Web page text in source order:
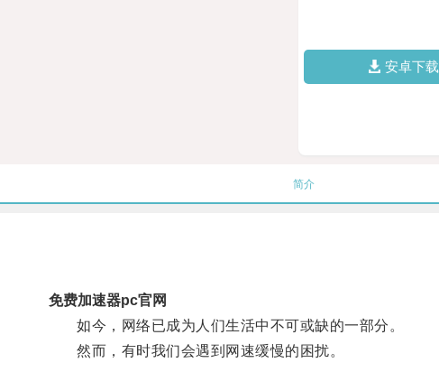
安卓下载
简介
免费加速器pc官网
如今，网络已成为人们生活中不可或缺的一部分。
然而，有时我们会遇到网速缓慢的困扰。